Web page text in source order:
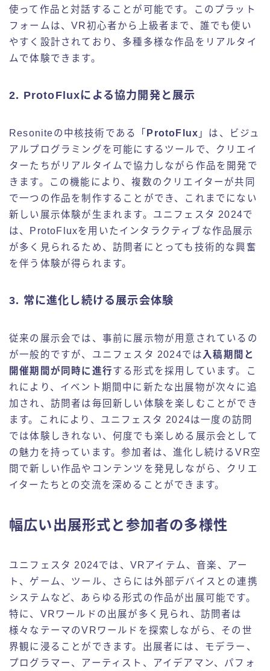
使って作品と対話することが可能です。このプラット
フォームは、VR初心者から上級者まで、誰でも使い
やすく設計されており、多種多様な作品をリアルタイ
ムで体験できます。
2. ProtoFluxによる協力開発と展示
Resoniteの中核技術である「 ProtoFlux 」は、ビジュ
アルプログラミングを可能にするツールで、クリエイ
ターたちがリアルタイムで協力しながら作品を開発で
きます。この機能により、複数のクリエイターが共同
で一つの作品を制作することができ、これまでにない
新しい展示体験が生まれます。ユニフェスタ 2024で
は、ProtoFluxを用いたインタラクティブな作品展示
が多く見られるため、訪問者にとっても技術的な興奮
を伴う体験が得られます。
3. 常に進化し続ける展示会体験
従来の展示会では、事前に展示物が用意されているの
が一般的ですが、ユニフェスタ 2024では 入稿期間と
開催期間が同時に進行する形式を採用しています。こ
れにより、イベント期間中に新たな出展物が次々に追
加され、訪問者は毎回新しい体験を楽しむことができ
ます。これにより、ユニフェスタ 2024は一度の訪問
では体験しきれない、何度でも楽しめる展示会として
の魅力を持っています。参加者は、進化し続けるVR空
間で新しい作品やコンテンツを発見しながら、クリエ
イターたちとの交流を深めることができます。
幅広い出展形式と参加者の多様性
ユニフェスタ 2024では、VRアイテム、音楽、アー
ト、ゲーム、ツール、さらには外部デバイスとの連携
システムなど、あらゆる形式の作品が出展可能です。
特に、VRワールドの出展が多く見られ、訪問者は
様々なテーマのVRワールドを探索しながら、その世
界観に浸ることができます。出展者には、モデラー、
プログラマー、アーティスト、アイデアマン、パフォ